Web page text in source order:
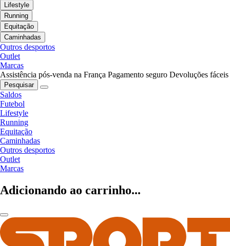
Lifestyle
Running
Equitação
Caminhadas
Outros desportos
Outlet
Marcas
Assistência pós-venda na França Pagamento seguro Devoluções fáceis
Pesquisar
Saldos
Futebol
Lifestyle
Running
Equitação
Caminhadas
Outros desportos
Outlet
Marcas
Adicionando ao carrinho...